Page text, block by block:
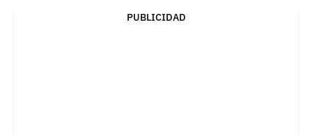
PUBLICIDAD